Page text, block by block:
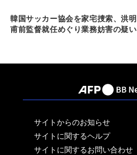
韓国サッカー協会を家宅捜索、洪明
甫前監督就任めぐり業務妨害の疑い
サイトからのお知らせ
サイトに関するヘルプ
サイトに関するお問い合わせ